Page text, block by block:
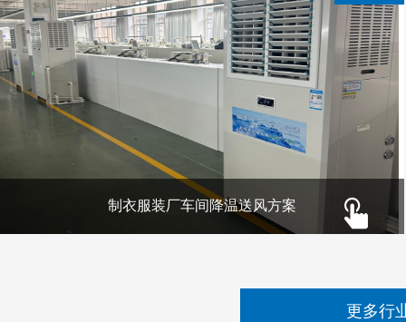
制衣服装厂车间降温送风方案
更多行